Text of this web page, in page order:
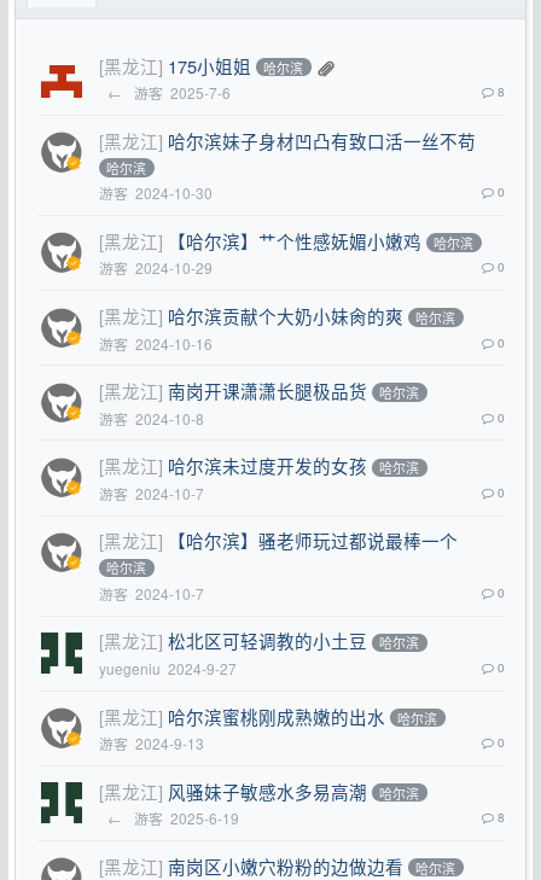
[黑龙江] 175小姐姐 哈尔滨
← 游客 2025-7-6 8
[黑龙江] 哈尔滨妹子身材凹凸有致口活一丝不苟
哈尔滨
游客 2024-10-30 0
[黑龙江] 【哈尔滨】艹个性感妩媚小嫩鸡 哈尔滨
游客 2024-10-29 0
[黑龙江] 哈尔滨贡献个大奶小妹肏的爽 哈尔滨
游客 2024-10-16 0
[黑龙江] 南岗开课潇潇长腿极品货 哈尔滨
游客 2024-10-8 0
[黑龙江] 哈尔滨未过度开发的女孩 哈尔滨
游客 2024-10-7 0
[黑龙江] 【哈尔滨】骚老师玩过都说最棒一个
哈尔滨
游客 2024-10-7 0
[黑龙江] 松北区可轻调教的小土豆 哈尔滨
yuegeniu 2024-9-27 0
[黑龙江] 哈尔滨蜜桃刚成熟嫩的出水 哈尔滨
游客 2024-9-13 0
[黑龙江] 风骚妹子敏感水多易高潮 哈尔滨
← 游客 2025-6-19 8
[黑龙江] 南岗区小嫩穴粉粉的边做边看 哈尔滨